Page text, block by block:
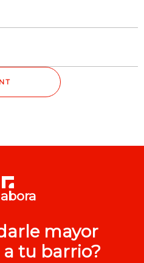
mayor
tu barrio?